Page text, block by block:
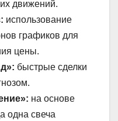
движений.
использование
графиков для
цены.
быстрые сделки
на основе
одна свеча